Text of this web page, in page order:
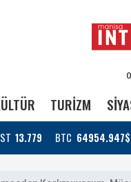
TURİZM
13.779 BTC 64954.947$